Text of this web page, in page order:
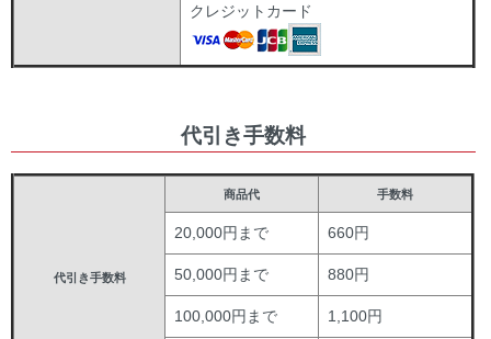
クレジットカード
代引き手数料
代引き手数料
商品代 手数料
20,000円まで 660円
50,000円まで 880円
100,000円まで 1,100円